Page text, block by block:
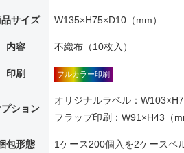
サイズ W135×H75×D10（mm）
内容 不織布（10枚入）
印刷 フルカラー印刷
ション
オリジナルラベル：
フラップ印刷：W91×H43（
包形態 1ケース200個入を2ケースベ